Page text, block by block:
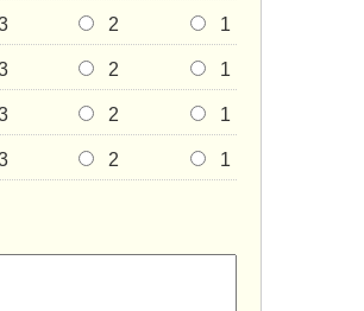
2 1
2 1
2 1
2 1